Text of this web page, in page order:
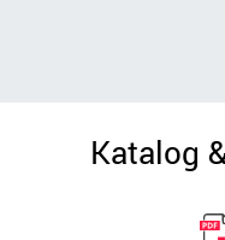
Katalog